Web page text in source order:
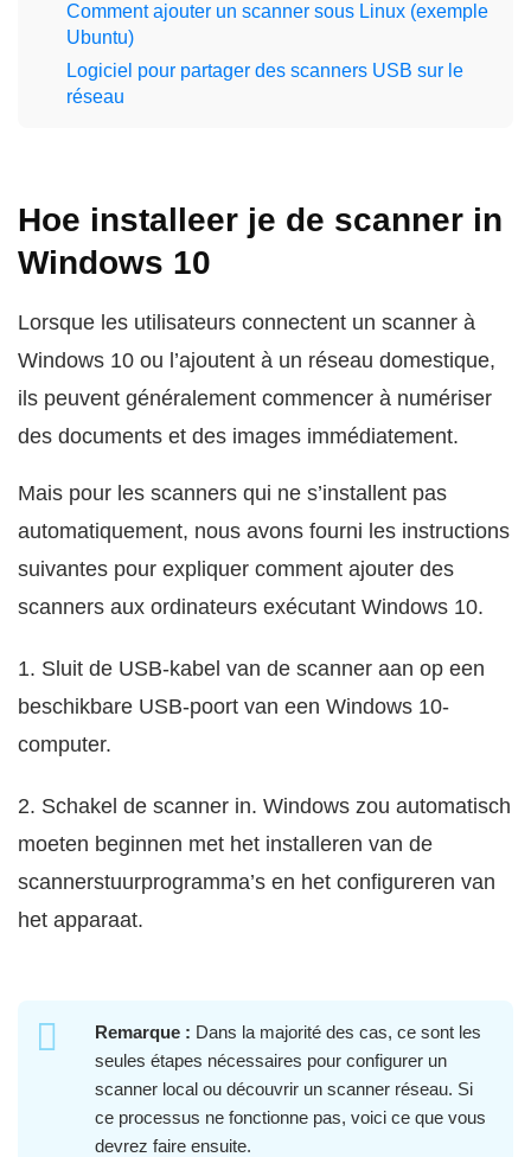
Comment ajouter un scanner sous Linux (exemple
Ubuntu)
Logiciel pour partager des scanners USB sur le
réseau
Hoe installeer je de scanner in
Windows 10
Lorsque les utilisateurs connectent un scanner à
Windows 10 ou l’ajoutent à un réseau domestique,
ils peuvent généralement commencer à numériser
des documents et des images immédiatement.
Mais pour les scanners qui ne s’installent pas
automatiquement, nous avons fourni les instructions
suivantes pour expliquer comment ajouter des
scanners aux ordinateurs exécutant Windows 10.
1. Sluit de USB-kabel van de scanner aan op een
beschikbare USB-poort van een Windows 10-
computer.
2. Schakel de scanner in. Windows zou automatisch
moeten beginnen met het installeren van de
scannerstuurprogramma’s en het configureren van
het apparaat.
Remarque : Dans la majorité des cas, ce sont les
seules étapes nécessaires pour configurer un
scanner local ou découvrir un scanner réseau. Si
ce processus ne fonctionne pas, voici ce que vous
devrez faire ensuite.